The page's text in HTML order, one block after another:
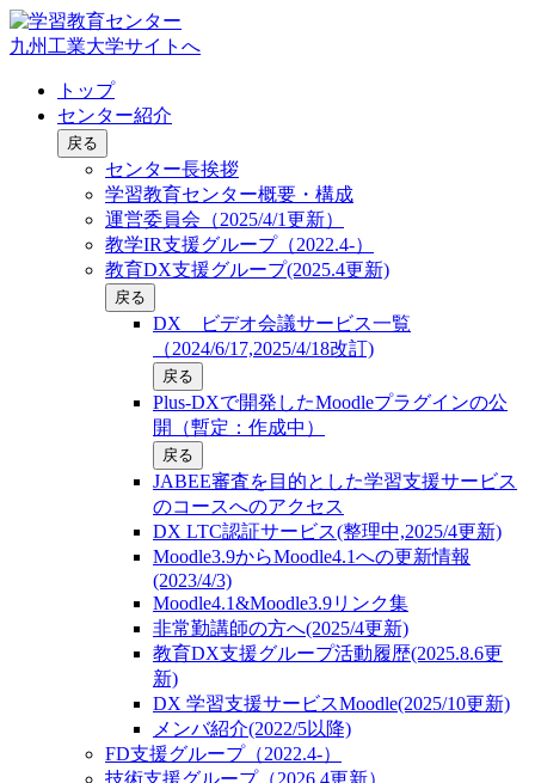
九州工業大学サイトへ
トップ
センター紹介
戻る
センター長挨拶
学習教育センター概要・構成
運営委員会（2025/4/1更新）
教学IR支援グループ（2022.4-）
教育DX支援グループ(2025.4更新)
戻る
DX ビデオ会議サービス一覧
（2024/6/17,2025/4/18改訂)
戻る
Plus-DXで開発したMoodleプラグインの公
開（暫定：作成中）
戻る
JABEE審査を目的とした学習支援サービス
のコースへのアクセス
DX LTC認証サービス(整理中,2025/4更新)
Moodle3.9からMoodle4.1への更新情報
(2023/4/3)
Moodle4.1&Moodle3.9リンク集
非常勤講師の方へ(2025/4更新)
教育DX支援グループ活動履歴(2025.8.6更
新)
DX 学習支援サービスMoodle(2025/10更新)
メンバ紹介(2022/5以降)
FD支援グループ（2022.4-）
技術支援グループ（2026.4更新）